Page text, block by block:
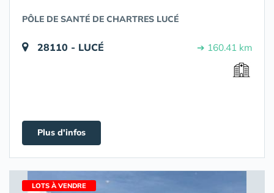
PÔLE DE SANTÉ DE CHARTRES LUCÉ
28110 - LUCÉ ➔ 160.41 km
Plus d'infos
LOTS À VENDRE